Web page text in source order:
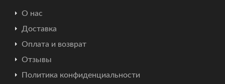
О нас
Доставка
Оплата и возврат
Отзывы
Политика конфиденциальности